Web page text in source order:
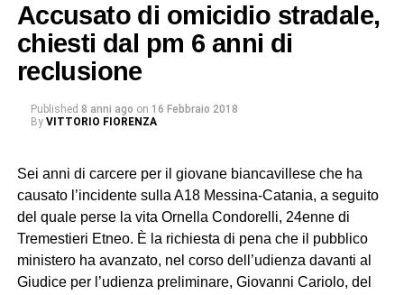
Accusato di omicidio stradale,
chiesti dal pm 6 anni di
reclusione
Published 8 anni ago on 16 Febbraio 2018
By VITTORIO FIORENZA
Sei anni di carcere per il giovane biancavillese che ha
causato l’incidente sulla A18 Messina-Catania, a seguito
del quale perse la vita Ornella Condorelli, 24enne di
Tremestieri Etneo. È la richiesta di pena che il pubblico
ministero ha avanzato, nel corso dell’udienza davanti al
Giudice per l’udienza preliminare, Giovanni Cariolo, del